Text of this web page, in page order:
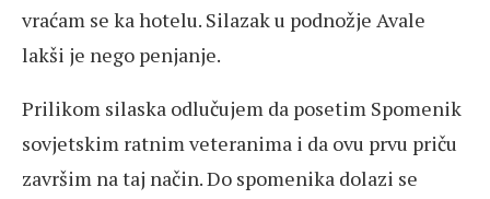
vraćam se ka hotelu. Silazak u podnožje Avale
lakši je nego penjanje.
Prilikom silaska odlučujem da posetim Spomenik
sovjetskim ratnim veteranima i da ovu prvu priču
završim na taj način. Do spomenika dolazi se